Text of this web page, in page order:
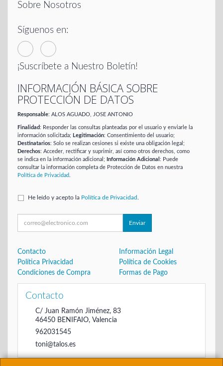
Sobre Nosotros
Síguenos en:
¡Suscríbete a Nuestro Boletín!
INFORMACIÓN BÁSICA SOBRE
PROTECCIÓN DE DATOS
Responsable: ALOS AGUADO, JOSE ANTONIO
Finalidad: Responder las consultas planteadas por el usuario y enviarle la
información solicitada; Legitimación: Consentimiento del usuario;
Destinatarios: Solo se realizan cesiones si existe una obligación legal;
Derechos: Acceder, rectificar y suprimir, así como otros derechos, como
se indica en la información adicional;
Información Adicional : Puede
consultar la información completa de Protección de Datos en nuestra
Política de Privacidad
He leído y acepto la Política de Privacidad
Enviar
Contacto
Información Legal
Política Privacidad
Política de Cookies
Condiciones de Compra
Formas de Pago
Contacto
C/ Juan Ramón Jiménez, 83
46450 BENIFAIO, Valencia
962031545
toni@talos.es